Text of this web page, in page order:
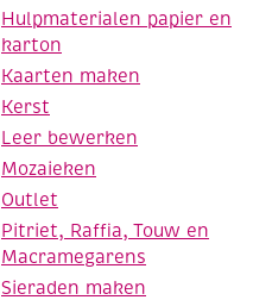
Hulpmaterialen papier en
karton
Kaarten maken
Kerst
Leer bewerken
Mozaieken
Outlet
Pitriet, Raffia, Touw en
Macramegarens
Sieraden maken